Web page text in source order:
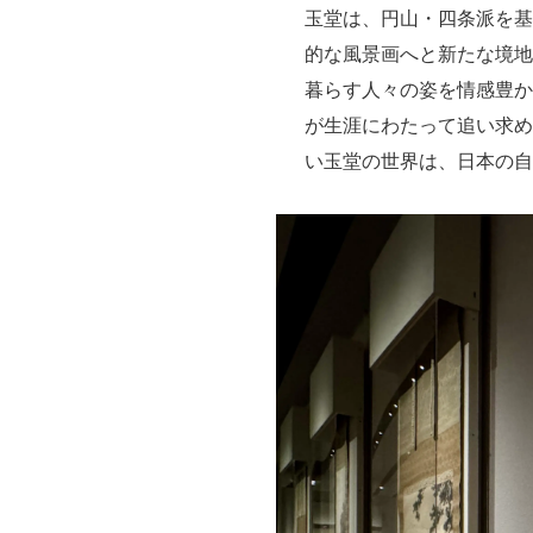
玉堂は、円山・四条派を
的な風景画へと新たな境
暮らす人々の姿を情感豊
が生涯にわたって追い求
い玉堂の世界は、日本の